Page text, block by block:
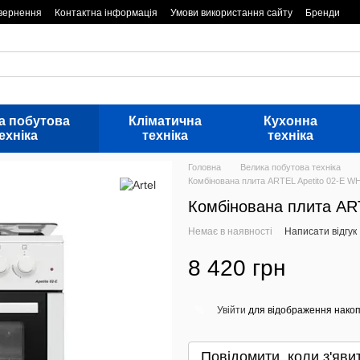
Контактна інформація Умови використання сайту Бренди
побутова
Кліматична
техніка
Кухонна
техніка
Головна
Велика побутова техніка
Комбінована плита ARTEL Apetito 02-E
Комбінована плита
Немає в наявності Написати відгук
8 420 грн
Увійти для відображення
Повідомити, коли